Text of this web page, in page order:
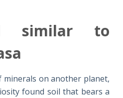
similar to
on another planet,
found soil that bears a